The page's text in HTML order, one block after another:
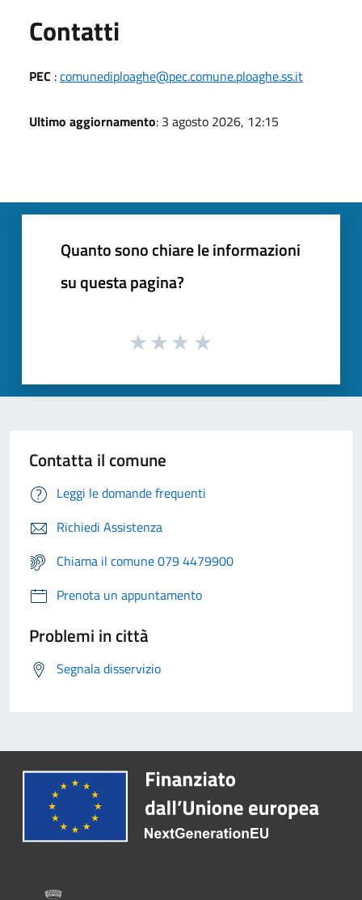
Contatti
PEC :comunediploaghe@pec.comune.ploaghe.ss.it
Ultimo aggiornamento: 3 agosto 2026, 12:15
Quanto sono chiare le informazioni
su questa pagina?
Contatta il comune
Leggi le domande frequenti
Richiedi Assistenza
Chiama il comune 079 4479900
Prenota un appuntamento
Problemi in città
Segnala disservizio